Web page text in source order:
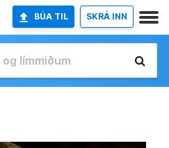
BÚA TIL SKRÁ INN